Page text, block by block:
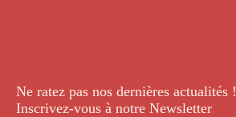
Ne ratez pas nos dernières actualités !
Inscrivez-vous à notre Newsletter.